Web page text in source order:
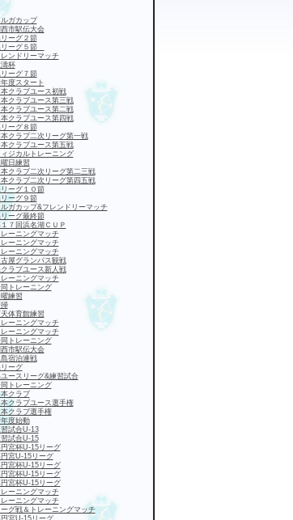
ガカップ
市駅伝大会
ーグ２節
リーグ５節
ンドリーマッチ
杯
ーグ７節
度スタート
クラブユース初戦
クラブユース第三戦
クラブユース第二戦
クラブユース第四戦
ーグ８節
クラブ二次リーグ第一戦
クラブユース第五戦
ジカルトレーニング
日練習
クラブ二次リーグ第二三戦
クラブ二次リーグ第四五戦
ーグ１０節
ーグ９節
ガカップ&フレンドリーマッチ
ーグ最終節
７回浜名湖ＣＵＰ
ーニングマッチ
ーニングマッチ
ーニングマッチ
屋グランパス観戦
ラブユース新人戦
ーニングマッチ
トレーニング
練習
体育館練習
ーニングマッチ
ーニングマッチ
トレーニング
市駅伝大会
宿泊連戦
ーグ
ースリーグ&練習試合
トレーニング
クラブ
クラブユース選手権
クラブ選手権
度始動
試合U-13
試合U-15
宮杯U-15リーグ
宮U-15リーグ
宮杯U-15リーグ
宮杯U-15リーグ
宮杯U-15リーグ
ーニングマッチ
ーニングマッチ
グ戦＆トレーニングマッチ
宮U-15リーグ